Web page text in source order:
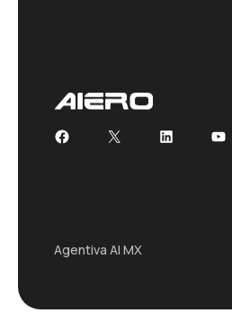
Facebook
X LinkedIn
Agentiva AI MX